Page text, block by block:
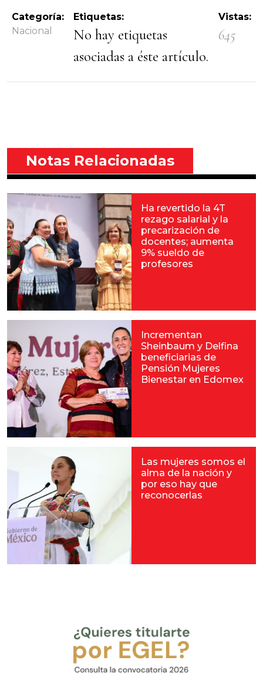
Categoría:
Nacional
Etiquetas:
No hay etiquetas
asociadas a éste artículo.
Vistas:
645
Notas Relacionadas
Ha revertido la 4T
rezago salarial y la
precarización de
docentes; aumenta
9% sueldo de
profesores
Incrementan
Sheinbaum y Delfina
beneficiarias de
Pensión Mujeres
Bienestar en Edomex
Las mujeres somos el
alma de la nación y
por eso hay que
reconocerlas